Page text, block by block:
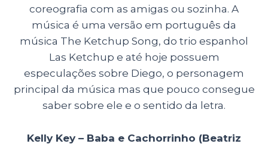
coreografia com as amigas ou sozinha. A
música é uma versão em português da
música The Ketchup Song, do trio espanhol
Las Ketchup e até hoje possuem
especulações sobre Diego, o personagem
principal da música mas que pouco consegue
saber sobre ele e o sentido da letra.
Kelly Key – Baba e Cachorrinho (Beatriz